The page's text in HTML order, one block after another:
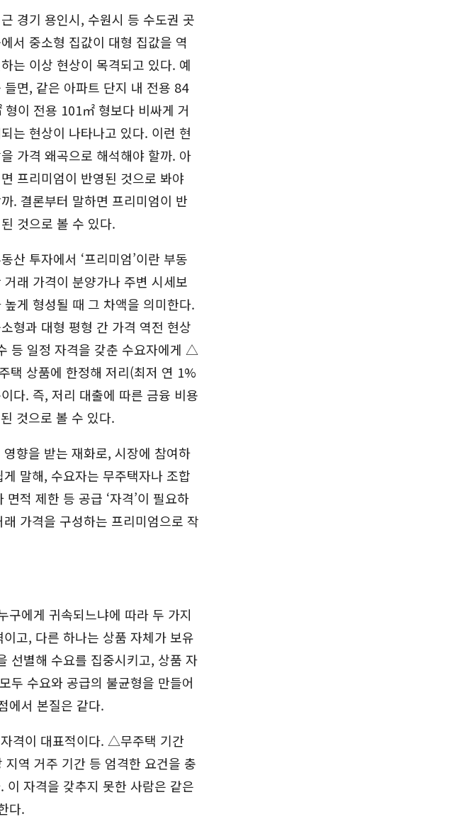
경기 용인시, 수원시 등 수도권 곳
서 중소형 집값이 대형 집값을 역
는 이상 현상이 목격되고 있다. 예
들면, 같은 아파트 단지 내 전용 84
형이 전용 101㎡ 형보다 비싸게 거
는 현상이 나타나고 있다. 이런 현
가격 왜곡으로 해석해야 할까. 아
프리미엄이 반영된 것으로 봐야
. 결론부터 말하면 프리미엄이 반
것으로 볼 수 있다.
산 투자에서 ‘프리미엄’이란 부동
거래 가격이 분양가나 주변 시세보
높게 형성될 때 그 차액을 의미한다.
형과 대형 평형 간 가격 역전 현상
등 일정 자격을 갖춘 수요자에게 △
택 상품에 한정해 저리(최저 연 1%
다. 즉, 저리 대출에 따른 금융 비용
것으로 볼 수 있다.
향을 받는 재화로, 시장에 참여하
말해, 수요자는 무주택자나 조합
적 제한 등 공급 ‘자격’이 필요하
가격을 구성하는 프리미엄으로 작
구에게 귀속되느냐에 따라 두 가지
고, 다른 하나는 상품 자체가 보유
선별해 수요를 집중시키고, 상품 자
두 수요와 공급의 불균형을 만들어
에서 본질은 같다.
격이 대표적이다. △무주택 기간
역 거주 기간 등 엄격한 요건을 충
자격을 갖추지 못한 사람은 같은
다.